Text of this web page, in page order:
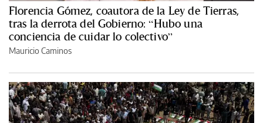
Florencia Gómez, coautora de la Ley de Tierras,
tras la derrota del Gobierno: “Hubo una
conciencia de cuidar lo colectivo”
Mauricio Caminos